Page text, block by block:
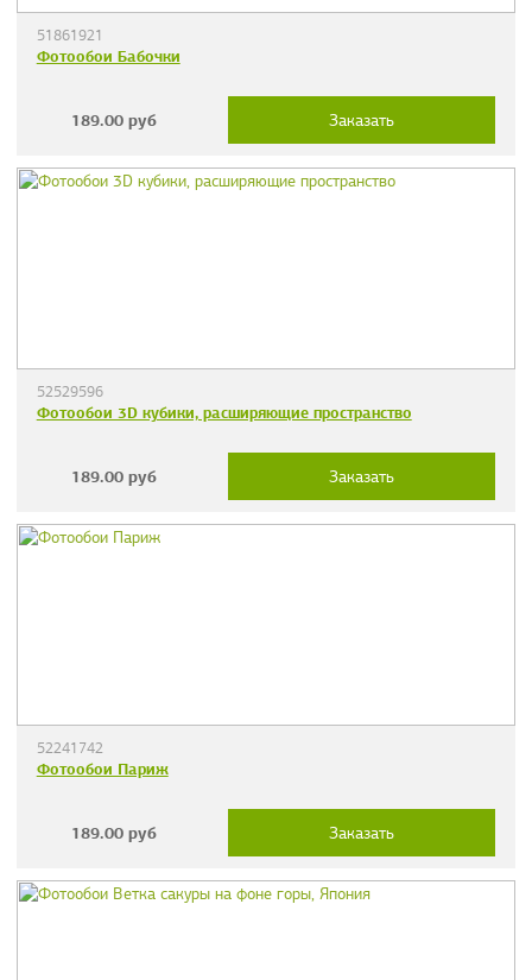
51861921
Фотообои Бабочки
189.00 руб Заказать
52529596
Фотообои 3D кубики, расширяющие пространство
189.00 руб Заказать
52241742
Фотообои Париж
189.00 руб Заказать